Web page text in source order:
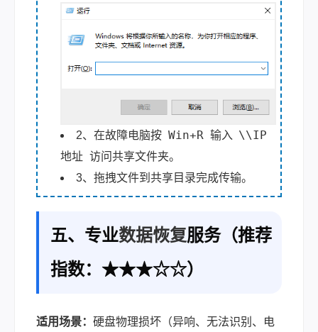
2、在故障电脑按 Win+R 输入 \\IP
地址 访问共享文件夹。
3、拖拽文件到共享目录完成传输。
五、专业数据恢复服务（推荐
指数：★★★☆☆）
适用场景： 硬盘物理损坏（异响、无法识别、电